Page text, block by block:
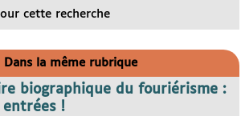
cette recherche
Dans la même rubrique
biographique du fouriérisme :
!